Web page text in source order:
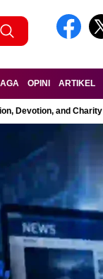
OPINI ARTIKEL
Devotion, and Charity